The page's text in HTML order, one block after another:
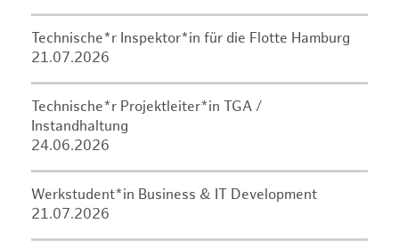
Technische*r Inspektor*in für die Flotte Hamburg
21.07.2026
Technische*r Projektleiter*in TGA /
Instandhaltung
24.06.2026
Werkstudent*in Business & IT Development
21.07.2026